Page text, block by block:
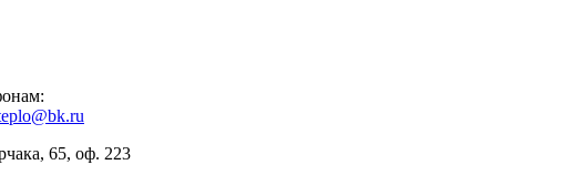
65, оф. 223